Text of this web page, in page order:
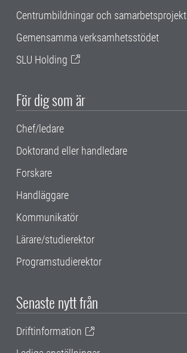
Centrumbildningar och samarbetsprojekt
Gemensamma verksamhetsstödet
SLU Holding
För dig som är
Chef/ledare
Doktorand eller handledare
Forskare
Handläggare
Kommunikatör
Lärare/studierektor
Programstudierektor
Senaste nytt från
Driftinformation